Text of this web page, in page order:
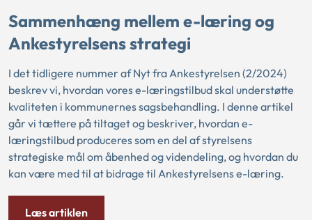
Sammenhæng mellem e-læring og
Ankestyrelsens strategi
I det tidligere nummer af Nyt fra Ankestyrelsen (2/2024)
beskrev vi, hvordan vores e-læringstilbud skal understøtte
kvaliteten i kommunernes sagsbehandling. I denne artikel
går vi tættere på tiltaget og beskriver, hvordan e-
læringstilbud produceres som en del af styrelsens
strategiske mål om åbenhed og videndeling, og hvordan du
kan være med til at bidrage til Ankestyrelsens e-læring.
Læs artiklen